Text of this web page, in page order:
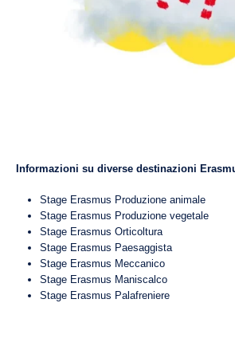
Informazioni su diverse destinazioni
Stage Erasmus Produzione animale
Stage Erasmus Produzione vegetale
Stage Erasmus Orticoltura
Stage Erasmus Paesaggista
Stage Erasmus Meccanico
Stage Erasmus Maniscalco
Stage Erasmus Palafreniere